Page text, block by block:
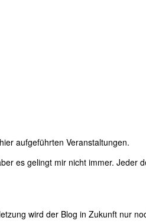
aufgeführten Veranstaltungen.
es gelingt mir nicht immer. Jeder
wird der Blog in Zukunft nur